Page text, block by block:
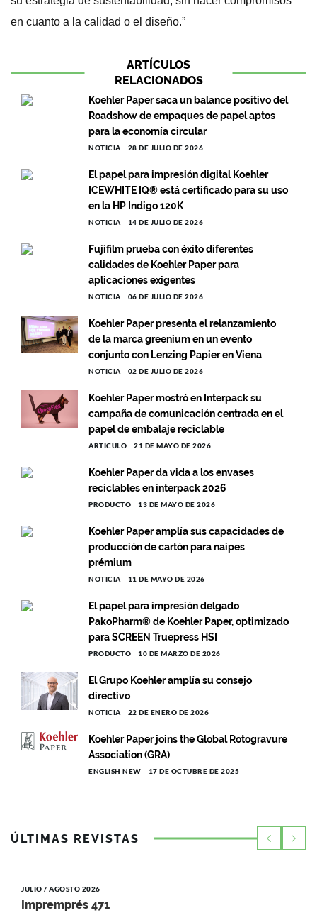
en cuanto a la calidad o el diseño.”
ARTÍCULOS
RELACIONADOS
Koehler Paper saca un balance positivo del
Roadshow de empaques de papel aptos
para la economía circular
NOTICIA 28 DE JULIO DE 2026
El papel para impresión digital Koehler
ICEWHITE IQ® está certificado para su uso
en la HP Indigo 120K
NOTICIA 14 DE JULIO DE 2026
Fujifilm prueba con éxito diferentes
calidades de Koehler Paper para
aplicaciones exigentes
NOTICIA 06 DE JULIO DE 2026
Koehler Paper presenta el relanzamiento
de la marca greenium en un evento
conjunto con Lenzing Papier en Viena
NOTICIA 02 DE JULIO DE 2026
Koehler Paper mostró en Interpack su
campaña de comunicación centrada en el
papel de embalaje reciclable
ARTÍCULO 21 DE MAYO DE 2026
Koehler Paper da vida a los envases
reciclables en interpack 2026
PRODUCTO 13 DE MAYO DE 2026
Koehler Paper amplía sus capacidades de
producción de cartón para naipes
prémium
NOTICIA 11 DE MAYO DE 2026
El papel para impresión delgado
PakoPharm® de Koehler Paper, optimizado
para SCREEN Truepress HSI
PRODUCTO 10 DE MARZO DE 2026
El Grupo Koehler amplía su consejo
directivo
NOTICIA 22 DE ENERO DE 2026
Koehler Paper joins the Global Rotogravure
Association (GRA)
ENGLISH NEW 17 DE OCTUBRE DE 2025
ÚLTIMAS REVISTAS
JULIO / AGOSTO 2026
Impremprés 471